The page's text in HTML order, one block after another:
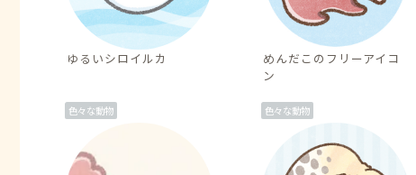
ゆるいシロイルカ
めんだこのフリーアイコ
ン
色々な動物 色々な動物